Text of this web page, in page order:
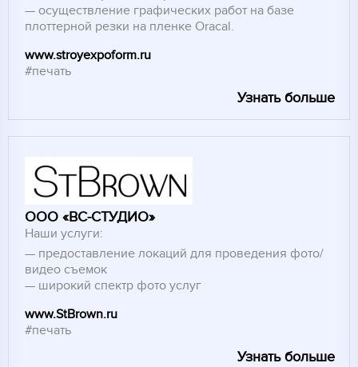
осуществление графических работ на базе
плоттерной резки на пленке Oracal.
www.stroyexpoform.ru
Узнать больше
#печать
ООО «ВС-СТУДИО»
Наши услуги:
предоставление локаций для проведения фото/
видео съемок
широкий спектр фото услуг
www.StBrown.ru
Узнать больше
#печать